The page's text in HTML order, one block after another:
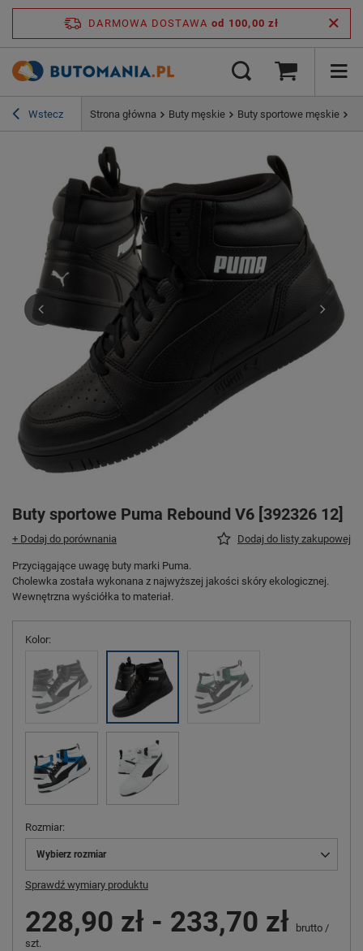
DARMOWA DOSTAWA od 100,00 zł
Wstecz Strona główna Buty męskie Buty sportowe męskie
Buty sportowe Puma Rebound V6 [392326 12]
+ Dodaj do porównania Dodaj do listy zakupowej
Przyciągające uwagę buty marki Puma.
Cholewka została wykonana z najwyższej jakości skóry ekologicznej.
Wewnętrzna wyściółka to materiał.
Kolor
Rozmiar
Wybierz rozmiar
Sprawdź wymiary produktu
228,90 zł - 233,70 zł brutto /
szt.